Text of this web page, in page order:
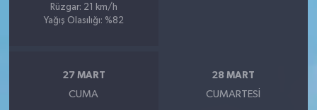
Rüzgar: 21 km/h
Yağış Olasılığı: %82
27 MART
CUMA
28 MART
CUMARTESI